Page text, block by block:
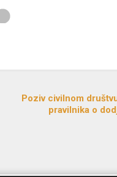
Poziv civilnom
pravilnika o